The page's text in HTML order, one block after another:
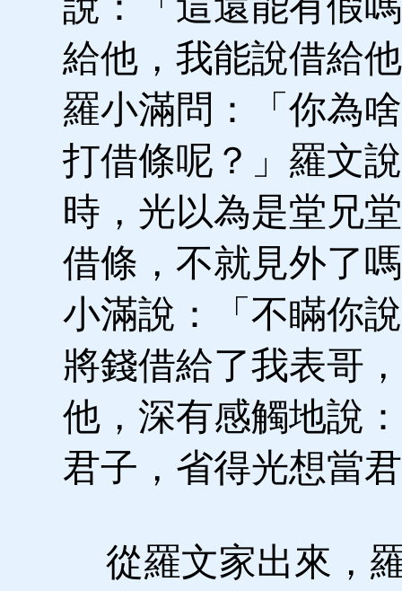
給他，我能說借給
羅小滿問：「你為
打借條呢？」羅文
時，光以為是堂兄
借條，不就見外了
小滿說：「不瞞你
將錢借給了我表哥
他，深有感觸地說
君子，省得光想當
從羅文家出來，